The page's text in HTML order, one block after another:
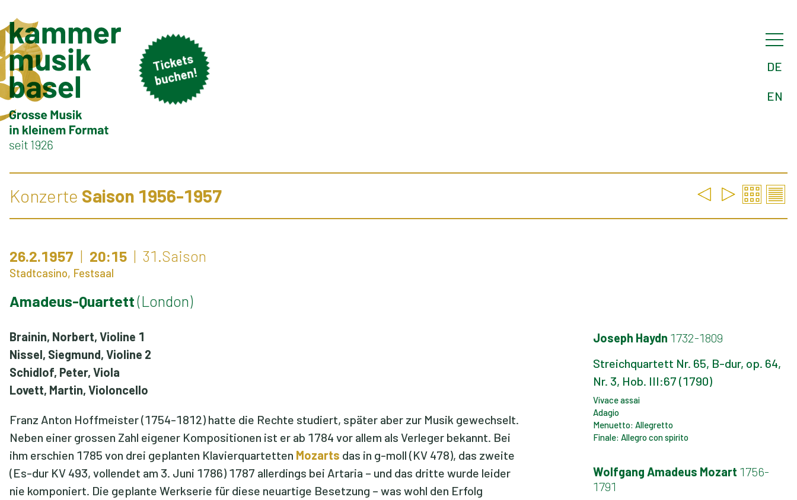
Ti
c
k
et
s
b
u
c
h
e
n! DE
EN
Konzerte Saison 1956-1957
26.2.1957 20:15 31.Saison
Stadtcasino, Festsaal
Amadeus-Quartett(London)
Brainin, Norbert, Violine 1
Nissel, Siegmund, Violine 2
Schidlof, Peter, Viola
Lovett, Martin, Violoncello
Franz Anton Hoffmeister (1754-1812) hatte die Rechte studiert, später aber zur Musik gewechselt.
Neben einer grossen Zahl eigener Kompositionen ist er ab 1784 vor allem als Verleger bekannt. Bei
ihm erschien 1785 von drei geplanten Klavierquartetten Mozarts das in g-moll (KV 478), das zweite
(Es-dur KV 493, vollendet am 3. Juni 1786) 1787 allerdings bei Artaria – und das dritte wurde leider
nie komponiert. Die geplante Werkserie für diese neuartige Besetzung – was wohl den Erfolg
Joseph Haydn 1732-1809
Streichquartett Nr. 65, B-dur, op. 64,
Nr. 3, Hob. III:67 (1790)
Vivace assai
Adagio
Menuetto: Allegretto
Finale: Allegro con spirito
Wolfgang Amadeus Mozart 1756-
1791